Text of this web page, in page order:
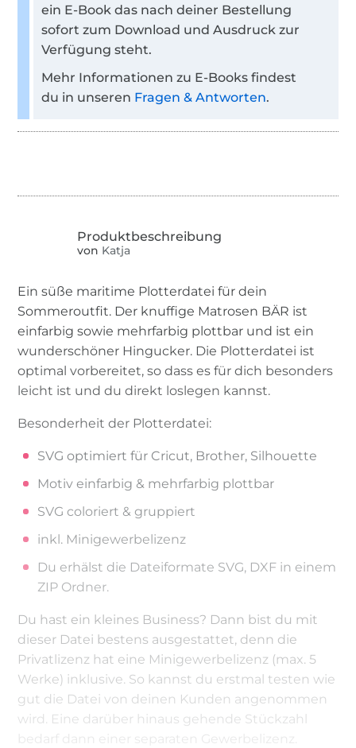
ein E-Book das nach deiner Bestellung
sofort zum Download und Ausdruck zur
Verfügung steht.
Mehr Informationen zu E-Books findest
du in unseren Fragen & Antworten.
von Katja
Ein süße maritime Plotterdatei für dein
Sommeroutfit. Der knuffige Matrosen BÄR ist
einfarbig sowie mehrfarbig plottbar und ist ein
wunderschöner Hingucker. Die Plotterdatei ist
optimal vorbereitet, so dass es für dich besonders
leicht ist und du direkt loslegen kannst.
Besonderheit der Plotterdatei:
SVG optimiert für Cricut, Brother, Silhouette
Motiv einfarbig & mehrfarbig plottbar
SVG coloriert & gruppiert
inkl. Minigewerbelizenz
Du erhälst die Dateiformate SVG, DXF in einem
ZIP Ordner.
Du hast ein kleines Business? Dann bist du mit
dieser Datei bestens ausgestattet, denn die
Privatlizenz hat eine Minigewerbelizenz (max. 5
Werke) inklusive. So kannst du erstmal testen wie
gut die Datei von deinen Kunden angenommen
wird. Eine darüber hinaus gehende Stückzahl